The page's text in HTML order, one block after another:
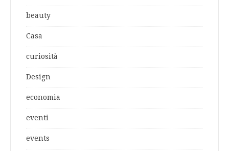
beauty
Casa
curiosità
Design
economia
eventi
events